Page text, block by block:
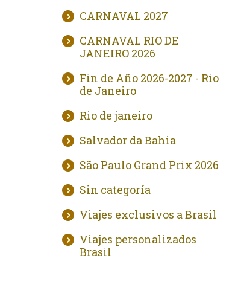
CARNAVAL 2027
CARNAVAL RIO DE
JANEIRO 2026
Fin de Año 2026-2027 - Rio
de Janeiro
Rio de janeiro
Salvador da Bahia
São Paulo Grand Prix 2026
Sin categoría
Viajes exclusivos a Brasil
Viajes personalizados
Brasil